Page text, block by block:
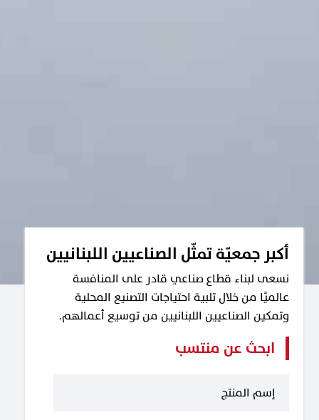
أكبر جمعيّة تمثّل الصناعيين اللبنانيين
نسعى لبناء قطاع صناعي قادر على المنافسة
عالميًا من خلال تلبية احتياجات التصنيع المحلية
وتمكين الصناعيين اللبنانيين من توسيع أعمالهم.
ابحث عن منتسب